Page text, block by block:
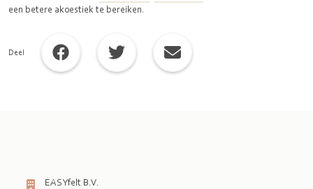
een betere akoestiek te bereiken.
Deel
EASYfelt B.V.